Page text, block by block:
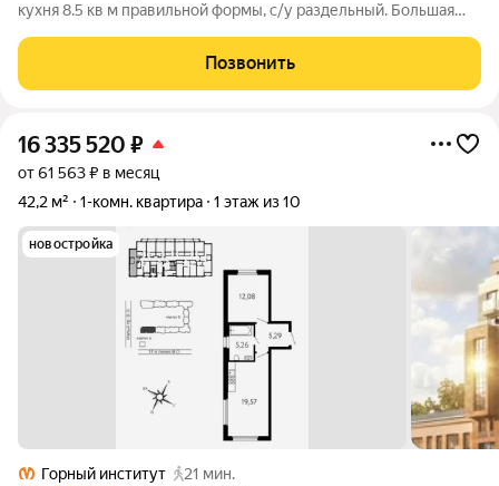
кухня 8.5 кв м правильной формы, с/у раздельный. Большая
южная сторона с красивым живописным видом. В доме два
лифта грузовой и
Позвонить
16 335 520 ₽
от 61 563 ₽ в месяц
42,2 м²
1-комн. квартира 1 этаж из 10
новостройка
Горный институт
21 мин.